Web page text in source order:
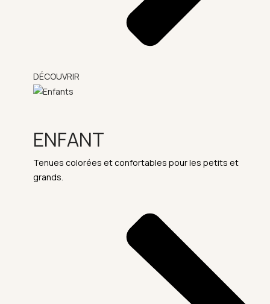
DÉCOUVRIR
ENFANT
Tenues colorées et confortables pour les petits et
grands.